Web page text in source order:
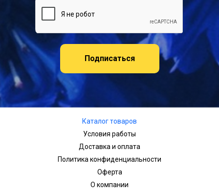
Подписаться
Каталог товаров
Условия работы
Доставка и оплата
Политика конфиденциальности
Оферта
О компании